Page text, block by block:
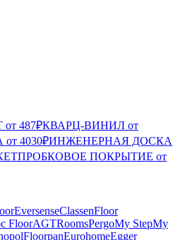
487₽КВАРЦ-ВИНИЛ от
4030₽ИНЖЕНЕРНАЯ ДОСКА
ПРОБКОВОЕ ПОКРЫТИЕ от
EversenseClassenFloor
FloorAGTRoomsPergoMy StepMy
FloorpanEurohomeEgger